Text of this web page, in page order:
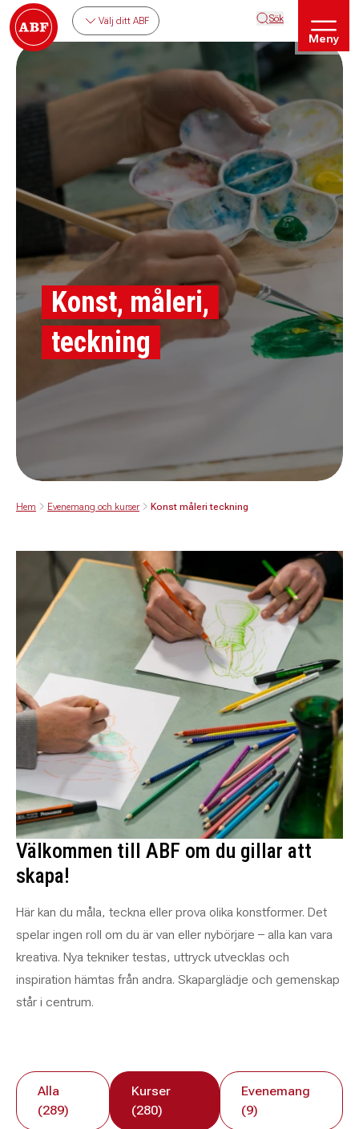
Välj ditt ABF Sök
Meny
Konst, måleri,
teckning
Hem Evenemang och kurser Konst måleri teckning
Välkommen till ABF om du gillar att
skapa!
Här kan du måla, teckna eller prova olika konstformer. Det
spelar ingen roll om du är van eller nybörjare – alla kan vara
kreativa. Nya tekniker testas, uttryck utvecklas och
inspiration hämtas från andra. Skaparglädje och gemenskap
står i centrum.
Alla
(289)
Kurser
(280)
Evenemang
(9)